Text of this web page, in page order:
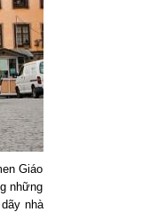
Giáo
những
nhà